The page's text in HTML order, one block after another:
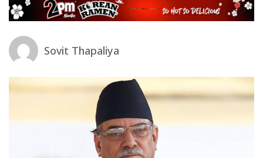
Sovit Thapaliya